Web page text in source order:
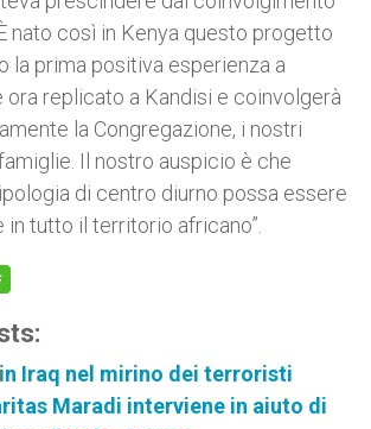
nato così in Kenya questo progetto
la prima positiva esperienza a
ora replicato a Kandisi e coinvolgerà
la Congregazione, i nostri
Il nostro auspicio è che
di centro diurno possa essere
in tutto il territorio africano”.
Iraq nel mirino dei terroristi
Maradi interviene in aiuto di